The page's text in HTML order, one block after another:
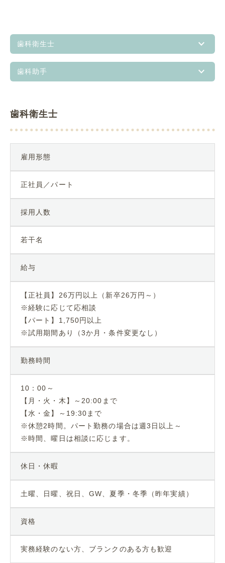
歯科衛生士
歯科助手
歯科衛生士
雇用形態
正社員／パート
採用人数
若干名
給与
【正社員】26万円以上（新卒26万円～）
※経験に応じて応相談
【パート】1,750円以上
※試用期間あり（3か月・条件変更なし）
勤務時間
10：00～
【月・火・木】～20:00まで
【水・金】～19:30まで
※休憩2時間。パート勤務の場合は週3日以上～
※時間、曜日は相談に応じます。
休日・休暇
土曜、日曜、祝日、GW、夏季・冬季（昨年実績）
資格
実務経験のない方、ブランクのある方も歓迎